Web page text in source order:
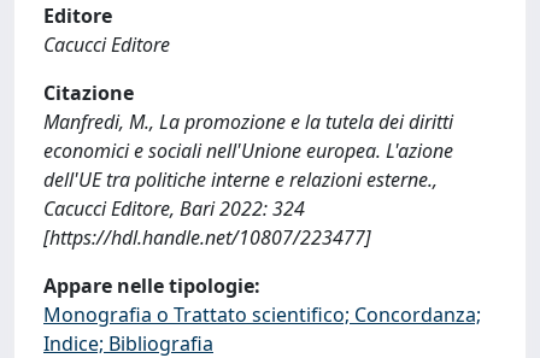
Editore
Cacucci Editore
Citazione
Manfredi, M., La promozione e la tutela dei diritti
economici e sociali nell'Unione europea. L'azione
dell'UE tra politiche interne e relazioni esterne.,
Cacucci Editore, Bari 2022: 324
[https://hdl.handle.net/10807/223477]
Appare nelle tipologie:
Monografia o Trattato scientifico; Concordanza;
Indice; Bibliografia